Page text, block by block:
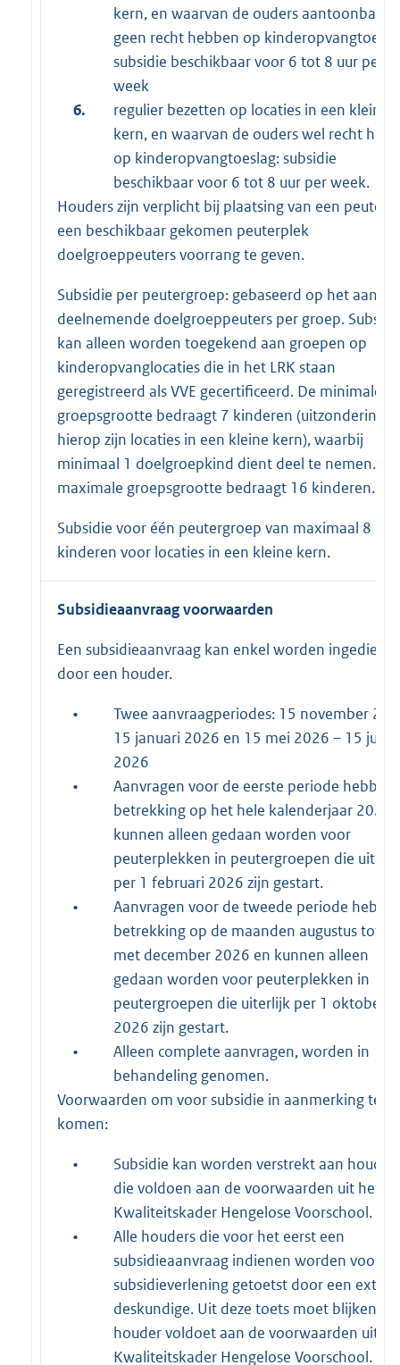
kern, en waarvan de ouders aantoonbaar
geen recht hebben op
subsidie beschikbaar voor 6 tot 8 uur per
week
6.
regulier bezetten op locaties in een kleine
kern, en waarvan de ouders wel recht
op kinderopvangtoeslag: subsidie
beschikbaar voor 6 tot 8 uur per week.
Houders zijn verplicht bij plaatsing van een peuter
een beschikbaar gekomen peuterplek
doelgroeppeuters voorrang te geven.
Subsidie per peutergroep: gebaseerd op het aantal
deelnemende doelgroeppeuters per groep.
kan alleen worden toegekend aan groepen op
kinderopvanglocaties die in het LRK staan
geregistreerd als VVE gecertificeerd. De minimale
groepsgrootte bedraagt 7 kinderen (uitzondering
hierop zijn locaties in een kleine kern), waarbij
minimaal 1 doelgroepkind dient deel te nemen. De
maximale groepsgrootte bedraagt 16 kinderen.
Subsidie voor één peutergroep van maximaal 8
kinderen voor locaties in een kleine kern.
Subsidieaanvraag voorwaarden
Een subsidieaanvraag kan enkel worden ingediend
door een houder.
•
Twee aanvraagperiodes: 15 november
15 januari 2026 en 15 mei 2026 – 15 juli
2026
•
Aanvragen voor de eerste periode hebben
betrekking op het hele kalenderjaar 2026
kunnen alleen gedaan worden voor
peuterplekken in peutergroepen die
per 1 februari 2026 zijn gestart.
•
Aanvragen voor de tweede periode
betrekking op de maanden augustus tot en
met december 2026 en kunnen alleen
gedaan worden voor peuterplekken in
peutergroepen die uiterlijk per 1 oktober
2026 zijn gestart.
•
Alleen complete aanvragen, worden in
behandeling genomen.
Voorwaarden om voor subsidie in aanmerking te
komen:
•
Subsidie kan worden verstrekt aan
die voldoen aan de voorwaarden uit het
Kwaliteitskader Hengelose Voorschool.
•
Alle houders die voor het eerst een
subsidieaanvraag indienen worden voor de
subsidieverlening getoetst door een extern
deskundige. Uit deze toets moet blijken of
houder voldoet aan de voorwaarden uit
Kwaliteitskader Hengelose Voorschool. De